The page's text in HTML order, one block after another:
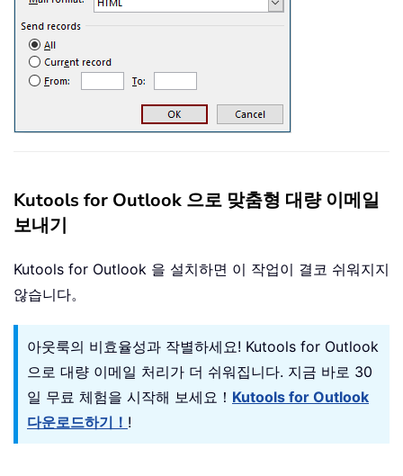
Kutools for Outlook 으로 맞춤형 대량 이메일
보내기
Kutools for Outlook 을 설치하면 이 작업이 결코 쉬워지지
않습니다。
아웃룩의 비효율성과 작별하세요! Kutools for Outlook
으로 대량 이메일 처리가 더 쉬워집니다. 지금 바로 30
일 무료 체험을 시작해 보세요！ Kutools for Outlook
다운로드하기！ !